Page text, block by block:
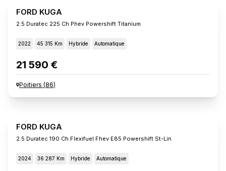
FORD KUGA
2.5 Duratec 225 Ch Phev Powershift Titanium
2022 45 315 Km Hybride Automatique
21 590 €
Poitiers (86)
FORD KUGA
2.5 Duratec 190 Ch Flexifuel Fhev E85 Powershift St-Lin
2024 36 287 Km Hybride Automatique